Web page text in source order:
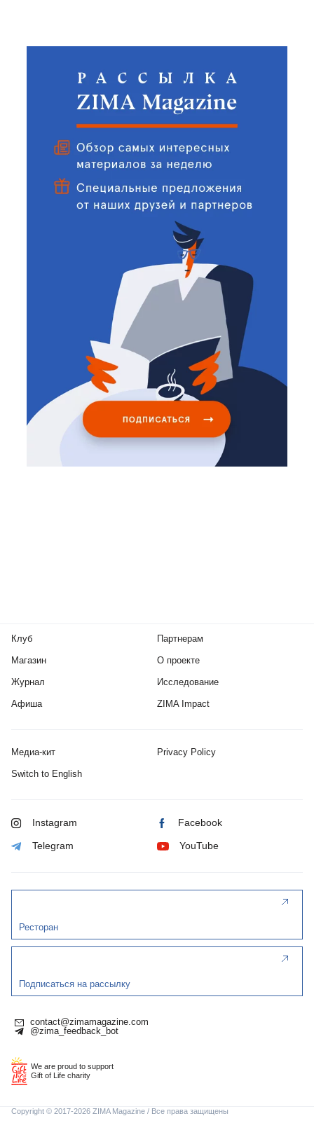
Клуб
Магазин
Журнал
Афиша
Партнерам
О проекте
Исследование
ZIMA Impact
Медиа-кит Privacy Policy
Switch to English
Instagram Facebook
Telegram YouTube
Ресторан
Подписаться на рассылку
contact@zimamagazine.com
@zima_feedback_bot
We are proud to support
Gift of Life charity
Copyright © 2017-2026 ZIMA Magazine / Все права защищены